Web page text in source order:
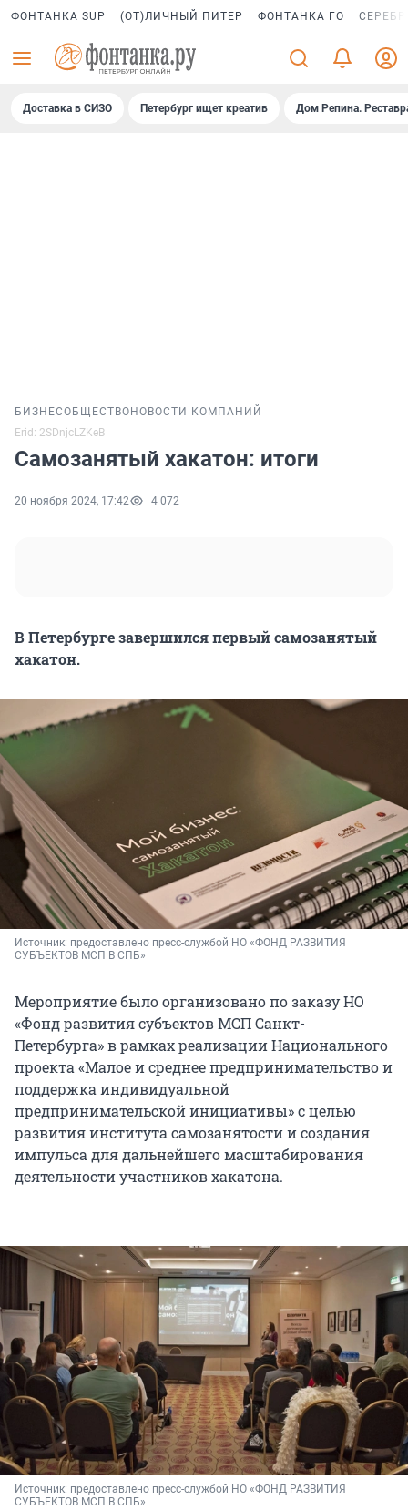
ФОНТАНКА SUP (ОТ)ЛИЧНЫЙ ПИТЕР ФОНТАНКА ГО
Доставка в СИЗО Петербург ищет креатив Дом Репина.
БИЗНЕСОБЩЕСТВО НОВОСТИ КОМПАНИЙ
Erid: 2SDnjcLZKeB
Самозанятый хакатон: итоги
20 ноября 2024, 17:42 4 072
В Петербурге завершился первый самозанятый
хакатон.
Источник: предоставлено пресс-службой НО «ФОНД РАЗВИТИЯ
СУБЪЕКТОВ МСП В СПБ»
Мероприятие было организовано по заказу НО
«Фонд развития субъектов МСП Санкт-
Петербурга» в рамках реализации Национального
проекта «Малое и среднее предпринимательство и
поддержка индивидуальной
предпринимательской инициативы» с целью
развития института самозанятости и создания
импульса для дальнейшего масштабирования
деятельности участников хакатона.
Источник: предоставлено пресс-службой НО «ФОНД РАЗВИТИЯ
СУБЪЕКТОВ МСП В СПБ»